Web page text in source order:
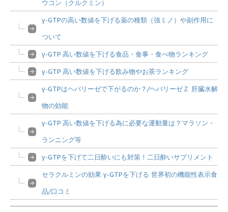
ウコン（クルクミン）
γ-GTPの高い数値を下げる薬の種類（強ミノ）や副作用に
ついて
γ-GTP 高い数値を下げる食品・食事・食べ物ランキング
γ-GTP 高い数値を下げる飲み物やお茶ランキング
γ-GTPはヘパリーゼで下がるのか？/ヘパリーゼＺ 肝臓水解
物の効能
γ-GTP 高い数値を下げる為に必要な運動量は？マラソン・
ランニング等
γ-GTPを下げて二日酔いにも対策！二日酔いサプリメント
セラクルミンの効果 γ-GTPを下げる 世界初の機能性表示食
品/口コミ